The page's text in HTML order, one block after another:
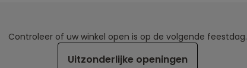
Controleer of uw winkel open is op de volgende feestdag.
Uitzonderlijke openingen